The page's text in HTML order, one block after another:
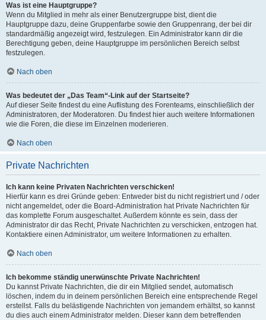
Was ist eine Hauptgruppe?
Wenn du Mitglied in mehr als einer Benutzergruppe bist, dient die
Hauptgruppe dazu, deine Gruppenfarbe sowie den Gruppenrang, der bei dir
standardmäßig angezeigt wird, festzulegen. Ein Administrator kann dir die
Berechtigung geben, deine Hauptgruppe im persönlichen Bereich selbst
festzulegen.
Nach oben
Was bedeutet der „Das Team“-Link auf der Startseite?
Auf dieser Seite findest du eine Auflistung des Forenteams, einschließlich der
Administratoren, der Moderatoren. Du findest hier auch weitere Informationen
wie die Foren, die diese im Einzelnen moderieren.
Nach oben
Private Nachrichten
Ich kann keine Privaten Nachrichten verschicken!
Hierfür kann es drei Gründe geben: Entweder bist du nicht registriert und / oder
nicht angemeldet, oder die Board-Administration hat Private Nachrichten für
das komplette Forum ausgeschaltet. Außerdem könnte es sein, dass der
Administrator dir das Recht, Private Nachrichten zu verschicken, entzogen hat.
Kontaktiere einen Administrator, um weitere Informationen zu erhalten.
Nach oben
Ich bekomme ständig unerwünschte Private Nachrichten!
Du kannst Private Nachrichten, die dir ein Mitglied sendet, automatisch
löschen, indem du in deinem persönlichen Bereich eine entsprechende Regel
erstellst. Falls du belästigende Nachrichten von jemandem erhältst, so kannst
du dies auch einem Administrator melden. Dieser kann dem betreffenden